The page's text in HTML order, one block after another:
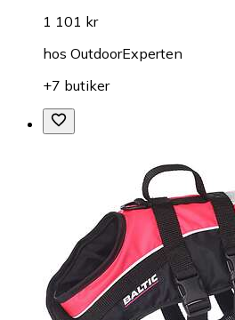
1 101 kr
hos OutdoorExperten
+7 butiker